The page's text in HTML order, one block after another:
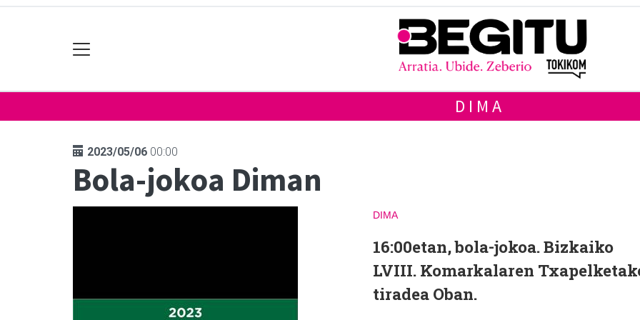
DIMA
2023/05/06 00:00
Bola-jokoa Diman
DIMA
16:00etan, bola-jokoa. Bizkaiko
LVIII. Komarkalaren
tiradea Oban.